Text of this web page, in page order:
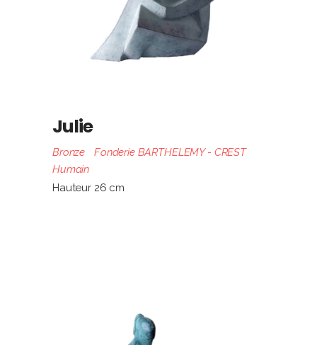
Julie
Bronze
Fonderie BARTHELEMY - CREST
Humain
Hauteur 26 cm